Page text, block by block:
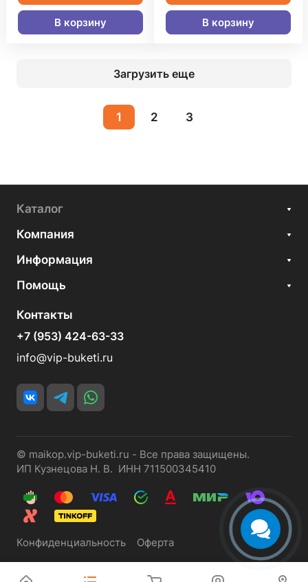
В корзину В корзину
Загрузить еще
1 2 3
Каталог
Компания
Информация
Помощь
Контакты
+7 (953) 424-63-33
info@vip-buketi.ru
© maikop.vip-buketi.ru - Все права защищены.
ИП Кузнецова Н. В. ИНН 711500345410
Конфиденциальность Оферта